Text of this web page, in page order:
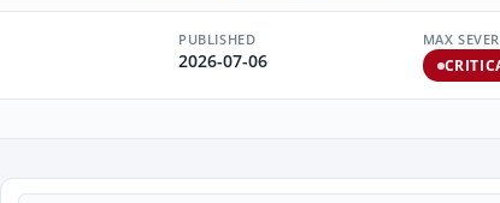
PUBLISHED
2026-07-06
MAX